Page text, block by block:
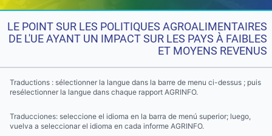
LE POINT SUR LES POLITIQUES AGROALIMENTAIRES
DE L'UE AYANT UN IMPACT SUR LES PAYS À FAIBLES
ET MOYENS REVENUS
Traductions : sélectionner la langue dans la barre de menu ci-dessus ; puis
resélectionner la langue dans chaque rapport AGRINFO.
Traducciones: seleccione el idioma en la barra de menú superior; luego,
vuelva a seleccionar el idioma en cada informe AGRINFO.